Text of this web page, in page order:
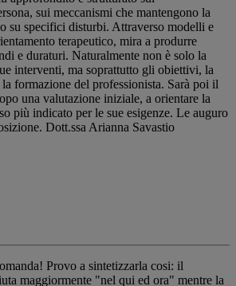
sui meccanismi che mantengono la
su specifici disturbi. Attraverso modelli e
terapeutico, mira a produrre
e duraturi. Naturalmente non è solo la
interventi, ma soprattutto gli obiettivi, la
formazione del professionista. Sarà poi il
una valutazione iniziale, a orientare la
più indicato per le sue esigenze. Le auguro
Dott.ssa Arianna Savastio
Provo a sintetizzarla cosi: il
maggiormente "nel qui ed ora" mentre la